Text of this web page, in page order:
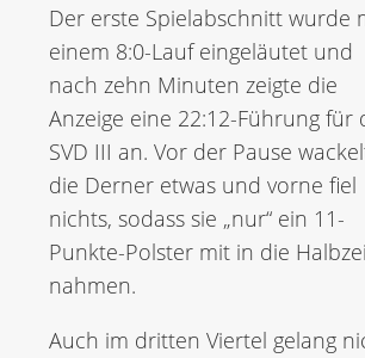
Der erste Spielabschnitt wurde
einem 8:0-Lauf eingeläutet und
nach zehn Minuten zeigte die
Anzeige eine 22:12-Führung für
SVD III an. Vor der Pause
die Derner etwas und vorne fiel
nichts, sodass sie „nur“ ein 11-
Punkte-Polster mit in die
nahmen.
Auch im dritten Viertel gelang